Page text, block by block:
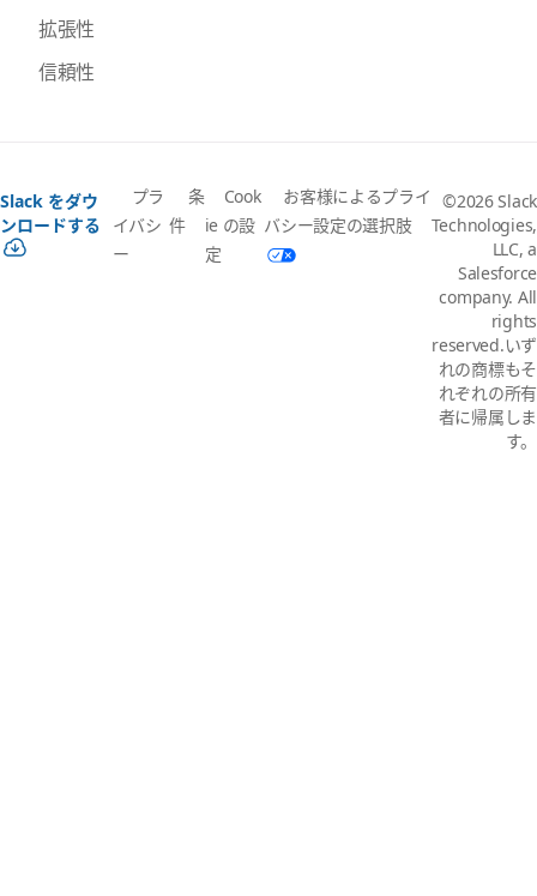
拡張性
信頼性
Slack をダウ
ンロードする
プラ
イバシ
ー
条
件
Cook
ie の設
定
お客様によるプライ
バシー設定の選択肢
©2026 Slack
Technologies,
LLC, a
Salesforce
company. All
rights
reserved.いず
れの商標もそ
れぞれの所有
者に帰属しま
す。